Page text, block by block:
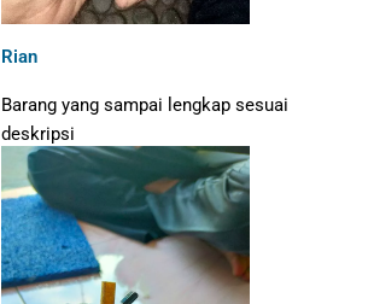
Rian
Barang yang sampai lengkap sesuai
deskripsi